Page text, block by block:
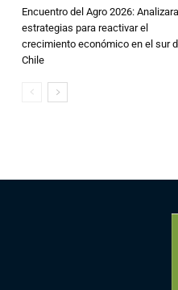
Encuentro del Agro 2026:
estrategias para reactivar el
crecimiento económico en el sur
Chile